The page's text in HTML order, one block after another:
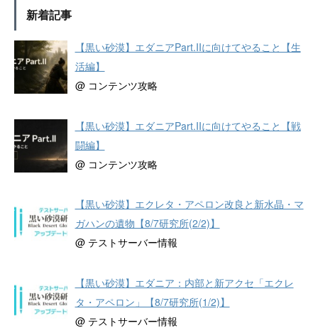
新着記事
【黒い砂漠】エダニアPart.IIに向けてやること【生
活編】
@ コンテンツ攻略
【黒い砂漠】エダニアPart.IIに向けてやること【戦
闘編】
@ コンテンツ攻略
【黒い砂漠】エクレタ・アペロン改良と新水晶・マ
ガハンの遺物【8/7研究所(2/2)】
@ テストサーバー情報
【黒い砂漠】エダニア：内部と新アクセ「エクレ
タ・アペロン」【8/7研究所(1/2)】
@ テストサーバー情報